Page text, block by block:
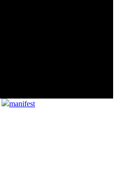
manifest